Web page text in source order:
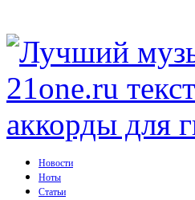
Новости
Ноты
Статьи